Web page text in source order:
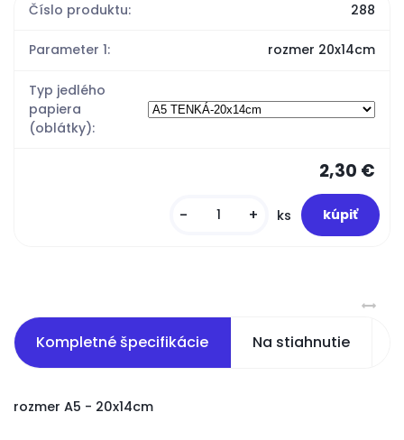
Číslo produktu: 288
Parameter 1: rozmer 20x14cm
Typ jedlého
papiera
(oblátky):
2,30 €
- + ks
Kompletné špecifikácie Na stiahnutie
rozmer A5 - 20x14cm